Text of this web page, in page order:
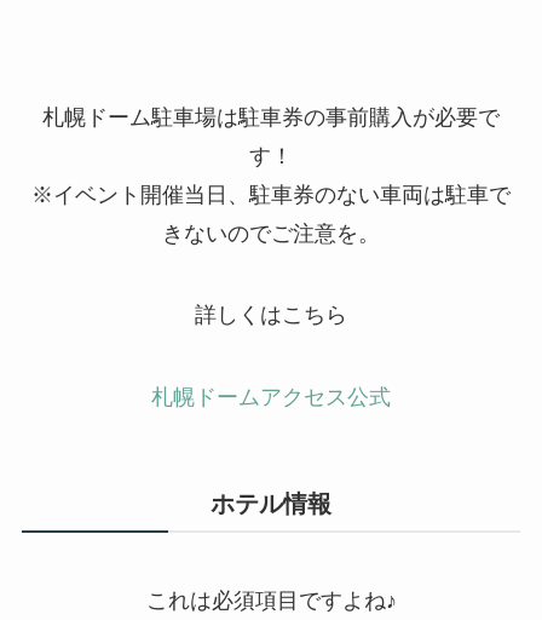
札幌ドーム駐車場は駐車券の事前購入が必要で
す！
※ イベント開催当日、駐車券のない車両は駐車で
きないのでご注意を。
詳しくはこちら
札幌ドームアクセス公式
ホテル情報
これは必須項目ですよね♪